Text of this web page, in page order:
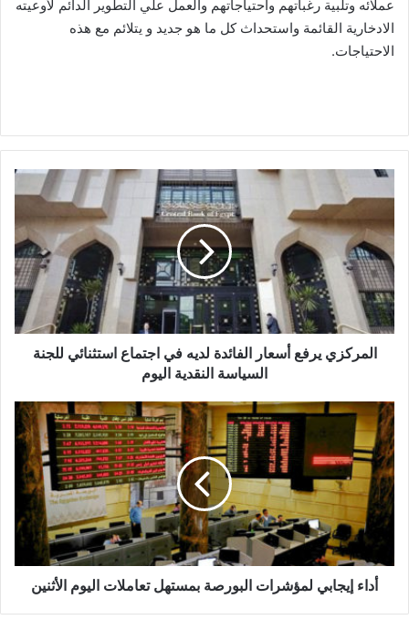
عملائه وتلبية رغباتهم واحتياجاتهم والعمل علي التطوير الدائم لأوعيته
الادخارية القائمة واستحداث كل ما هو جديد و يتلائم مع هذه
الاحتياجات.
المركزي
يرفع
أسعار
الفائدة
لديه
في
اجتماع
استثنائي
للجنة
السياسة
المركزي يرفع أسعار الفائدة لديه في اجتماع استثنائي للجنة
السياسة النقدية اليوم
أداء
إيجابي
لمؤشرات
البورصة
بمستهل
تعاملات
اليوم
الأثنين
أداء إيجابي لمؤشرات البورصة بمستهل تعاملات اليوم الأثنين